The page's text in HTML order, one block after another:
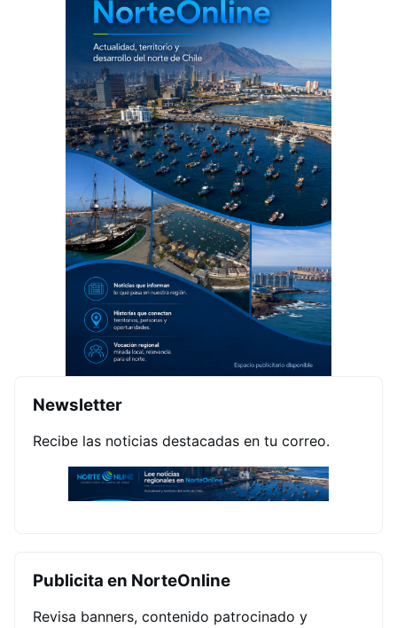
Newsletter
Recibe las noticias destacadas en tu correo.
Publicita en NorteOnline
Revisa banners, contenido patrocinado y